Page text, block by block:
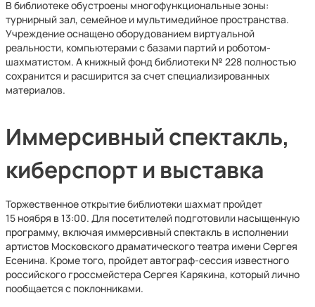
В библиотеке обустроены многофункциональные зоны:
турнирный зал, семейное и мультимедийное пространства.
Учреждение оснащено оборудованием виртуальной
реальности, компьютерами с базами партий и роботом-
шахматистом. А книжный фонд библиотеки № 228 полностью
сохранится и расширится за счет специализированных
материалов.
Иммерсивный спектакль,
киберспорт и выставка
Торжественное открытие библиотеки шахмат пройдет
15 ноября в 13:00. Для посетителей подготовили насыщенную
программу, включая иммерсивный спектакль в исполнении
артистов Московского драматического театра имени Сергея
Есенина. Кроме того, пройдет автограф-сессия известного
российского гроссмейстера Сергея Карякина, который лично
пообщается с поклонниками.